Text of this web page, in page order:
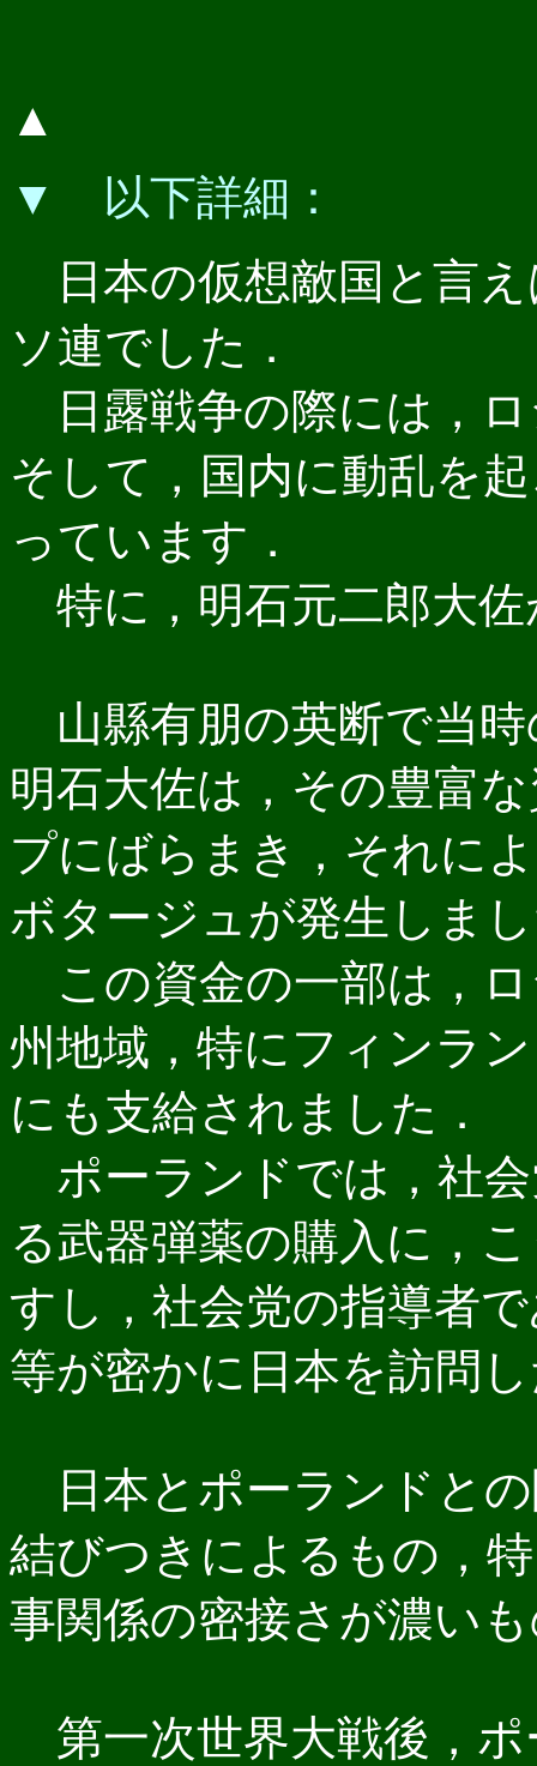
▲
▼ 以下詳細：
日本の仮想敵国と言
ソ連でした．
日露戦争の際には，
そして，国内に動乱を
っています．
特に，明石元二郎大
山縣有朋の英断で当時
明石大佐は，その豊富
プにばらまき，それに
ボタージュが発生しま
この資金の一部は，
州地域，特にフィンラ
にも支給されました．
ポーランドでは，社会
る武器弾薬の購入に，
すし，社会党の指導者
等が密かに日本を訪問
日本とポーランドと
結びつきによるもの，
事関係の密接さが濃い
第一次世界大戦後，